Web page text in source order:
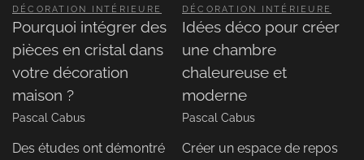
DÉCORATION INTÉRIEURE
Pourquoi intégrer des
pièces en cristal dans
votre décoration
maison ?
Pascal Cabus
Des études ont démontré
DÉCORATION INTÉRIEURE
Idées déco pour créer
une chambre
chaleureuse et
moderne
Pascal Cabus
Créer un espace de repos